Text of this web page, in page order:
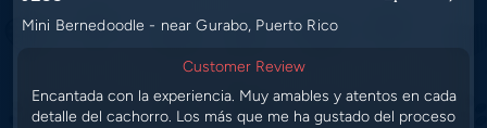
Mini Bernedoodle - near Gurabo, Puerto Rico
Customer Review
Encantada con la experiencia. Muy amables y atentos en cada
detalle del cachorro. Los más que me ha gustado del proceso